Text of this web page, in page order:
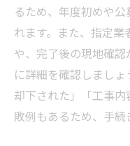
るため、年度初めや
れます。また、指定
や、完了後の現地確
に詳細を確認しまし
却下された」「工事
敗例もあるため、手続